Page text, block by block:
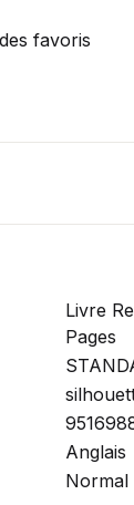
favoris
Livre
Pages
Anglais
Normal